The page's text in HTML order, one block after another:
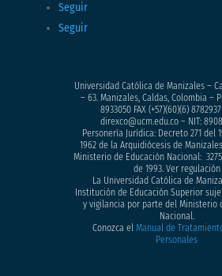
Seguir
Seguir
Universidad Católica de Manizales –
– 63. Manizales, Caldas, Colombia –
8933050FAX (+57)(60)(6)
direxco@ucm.edu.co – NIT:
Personería Jurídica: Decreto 271 del
1962 de la Arquidiócesis de
Ministerio de Educación Nacional:
de 1993. Ver regulación
La Universidad Católica de
Institución de Educación Superior
y vigilancia por parte del Ministerio
Nacional.
Conozca elManual de
Personales